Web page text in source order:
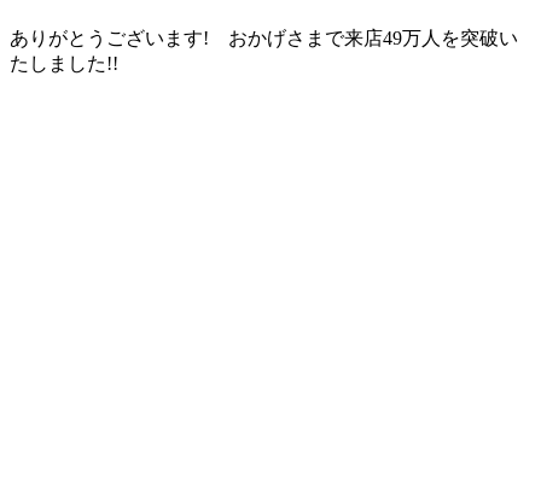
ありがとうございます! おかげさまで来店49万人を突破い
たしました!!